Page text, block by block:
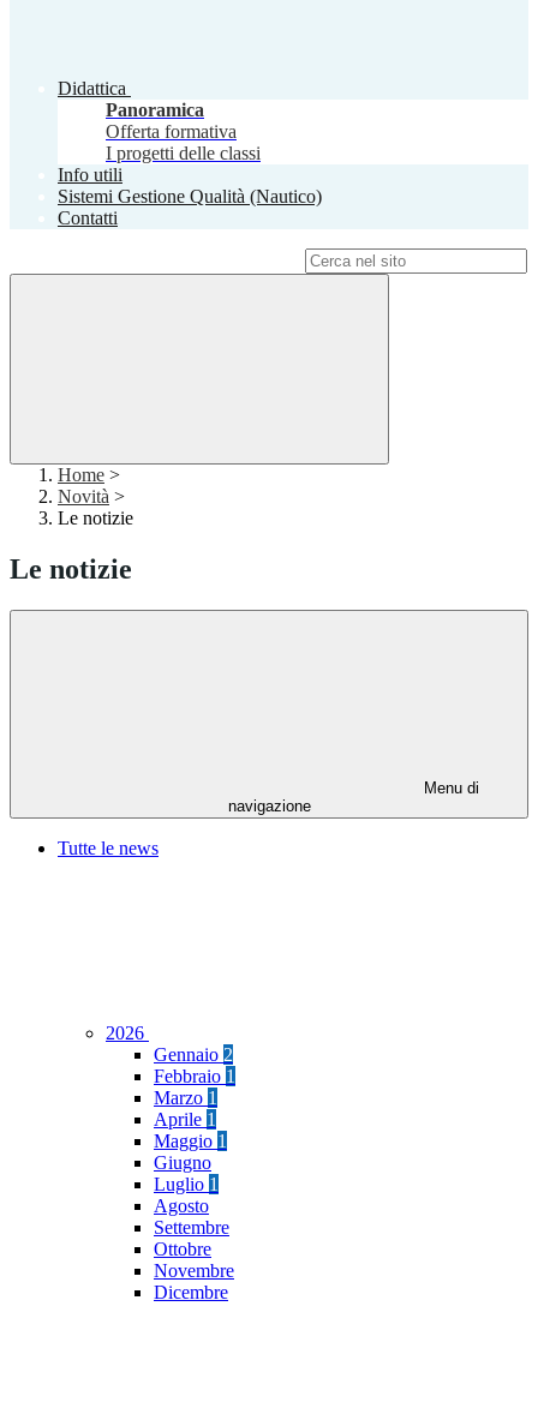
Didattica
Panoramica
Offerta formativa
I progetti delle classi
Info utili
Sistemi Gestione Qualità (Nautico)
Contatti
Home >
Novità >
Le notizie
Le notizie
Menu di
navigazione
Tutte le news
2026
Gennaio 2
Febbraio 1
Marzo 1
Aprile 1
Maggio 1
Giugno
Luglio 1
Agosto
Settembre
Ottobre
Novembre
Dicembre